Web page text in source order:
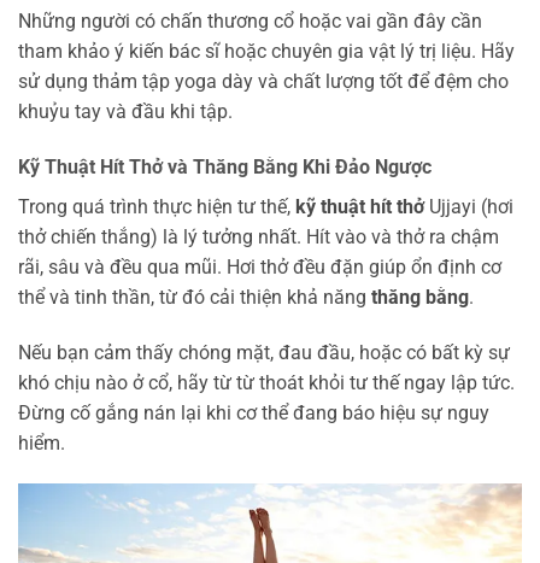
Những người có chấn thương cổ hoặc vai gần đây cần
tham khảo ý kiến bác sĩ hoặc chuyên gia vật lý trị liệu. Hãy
sử dụng thảm tập yoga dày và chất lượng tốt để đệm cho
khuỷu tay và đầu khi tập.
Kỹ Thuật Hít Thởvà Thăng Bằng Khi Đảo Ngược
Trong quá trình thực hiện tư thế, kỹ thuật hít thởUjjayi (hơi
thở chiến thắng) là lý tưởng nhất. Hít vào và thở ra chậm
rãi, sâu và đều qua mũi. Hơi thở đều đặn giúp ổn định cơ
thể và tinh thần, từ đó cải thiện khả năng thăng bằng.
Nếu bạn cảm thấy chóng mặt, đau đầu, hoặc có bất kỳ sự
khó chịu nào ở cổ, hãy từ từ thoát khỏi tư thế ngay lập tức.
Đừng cố gắng nán lại khi cơ thể đang báo hiệu sự nguy
hiểm.